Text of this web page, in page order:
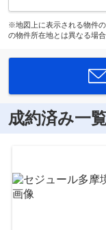
※地図上に表示される物件
の物件所在地とは異なる場合
成約済み一